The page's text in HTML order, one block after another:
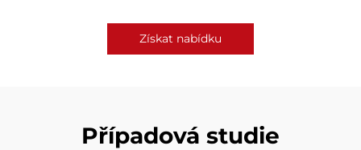
Získat nabídku
Případová studie